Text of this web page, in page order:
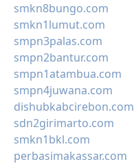
smkn8bungo.com
smkn1lumut.com
smpn3palas.com
smpn2bantur.com
smpn1atambua.com
smpn4juwana.com
dishubkabcirebon.com
sdn2girimarto.com
smkn1bkl.com
perbasimakassar.com